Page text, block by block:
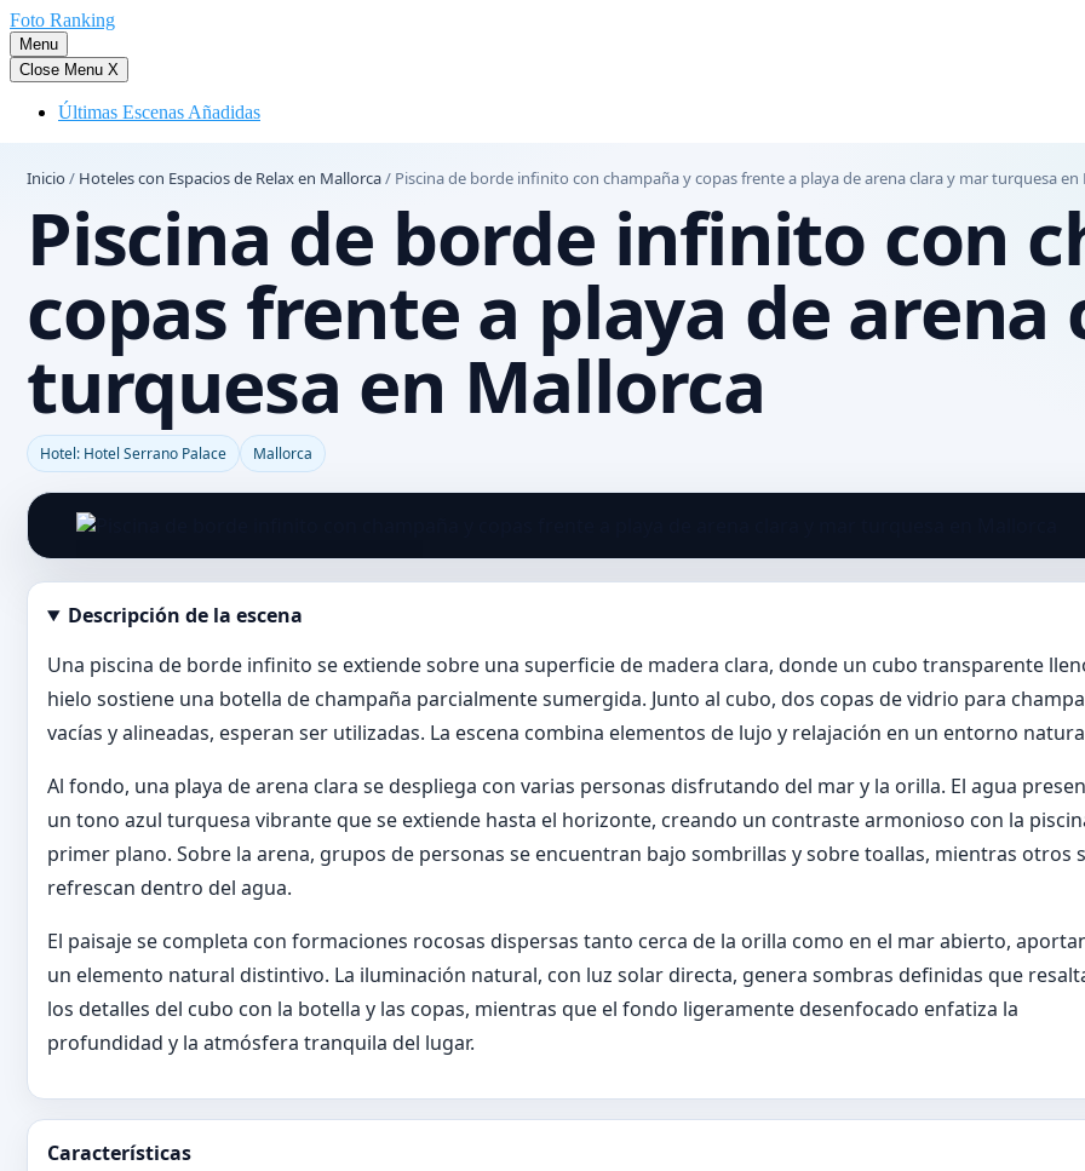
Saltar
al
contenido
Foto Ranking
Menu
Close Menu X
Últimas Escenas Añadidas
Inicio/ Hoteles con Espacios de Relax en Mallorca/ Piscina de borde infinito con champaña y copas frente a playa de arena clara y mar turquesa en
Piscina de borde infinito con
copas frente a playa de arena
turquesa en Mallorca
Hotel: Hotel Serrano Palace Mallorca
Abrir imagen en tamaño completo
Descripción de la escena
Una piscina de borde infinito se extiende sobre una superficie de madera clara, donde un cubo transparente
hielo sostiene una botella de champaña parcialmente sumergida. Junto al cubo, dos copas de vidrio para
vacías y alineadas, esperan ser utilizadas. La escena combina elementos de lujo y relajación en un entorno
Al fondo, una playa de arena clara se despliega con varias personas disfrutando del mar y la orilla. El agua
un tono azul turquesa vibrante que se extiende hasta el horizonte, creando un contraste armonioso con la
primer plano. Sobre la arena, grupos de personas se encuentran bajo sombrillas y sobre toallas, mientras otros
refrescan dentro del agua.
El paisaje se completa con formaciones rocosas dispersas tanto cerca de la orilla como en el mar abierto,
un elemento natural distintivo. La iluminación natural, con luz solar directa, genera sombras definidas que
los detalles del cubo con la botella y las copas, mientras que el fondo ligeramente desenfocado enfatiza la
profundidad y la atmósfera tranquila del lugar.
Características